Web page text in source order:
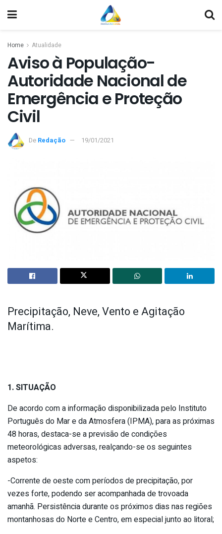
Home Atualidade
Aviso à População-
Autoridade Nacional de
Emergência e Proteção
Civil
De Redação 19/01/2021
Precipitação, Neve, Vento e Agitação
Marítima.
1. SITUAÇÃO
De acordo com a informação disponibilizada pelo Instituto
Português do Mar e da Atmosfera (IPMA), para as próximas
48 horas, destaca-se a previsão de condições
meteorológicas adversas, realçando-se os seguintes
aspetos:
-Corrente de oeste com períodos de precipitação, por
vezes forte, podendo ser acompanhada de trovoada
amanhã. Persistência durante os próximos dias nas regiões
montanhosas do Norte e Centro, em especial junto ao litoral;